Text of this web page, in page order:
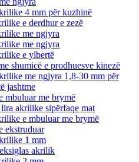
4 mm për kuzhinë
e derdhur e zezë
me ngjyra
me ngjyra
e ylbertë
shumicë e prodhuesve kinezë
me ngjyra 1,8-30 mm për
jashtme
mbuluar me brymë
akrilike sipërfaqe mat
e mbuluar me brymë
ekstruduar
1 mm
akrilik